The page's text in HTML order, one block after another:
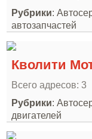
Рубрики:
автозапчастей
Кволити
Всего адресов: 3
Рубрики:
двигателей